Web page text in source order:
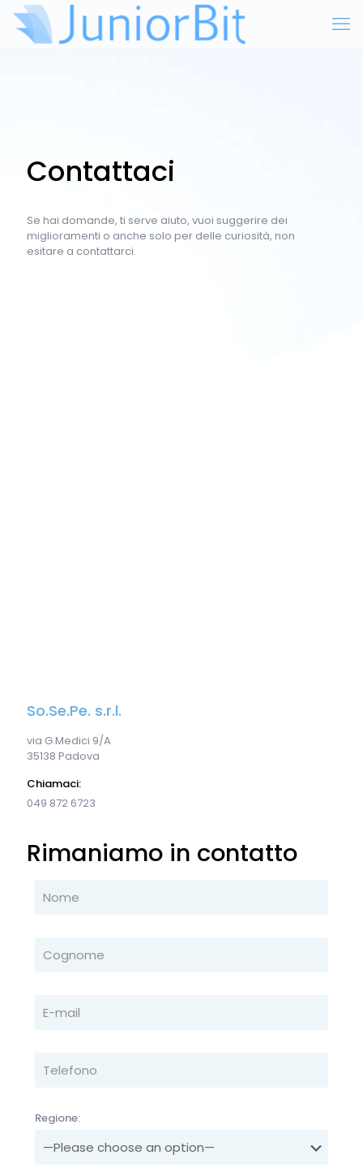
Contattaci
Se hai domande, ti serve aiuto, vuoi suggerire dei
miglioramenti o anche solo per delle curiosità, non
esitare a contattarci.
So.Se.Pe. s.r.l.
via G.Medici 9/A
35138 Padova
Chiamaci:
049 872 6723
Rimaniamo in contatto
Regione: